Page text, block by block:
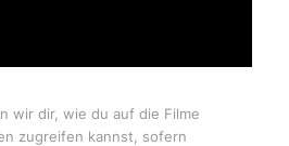
wir dir, wie du auf die Filme
zugreifen kannst, sofern